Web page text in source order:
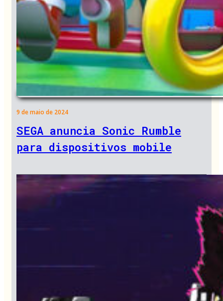
9 de maio de 2024
SEGA anuncia Sonic Rumble
para dispositivos mobile